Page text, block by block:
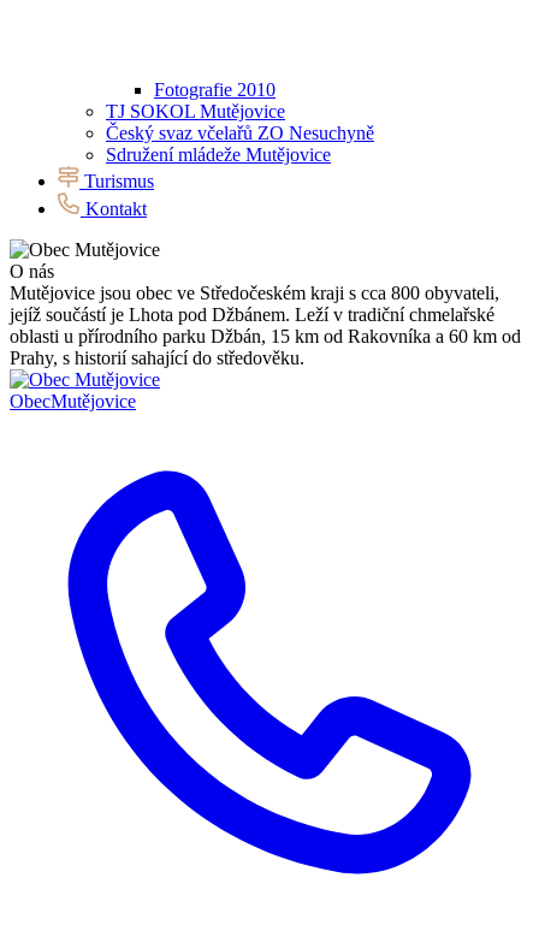
Fotografie 2010
TJ SOKOL Mutějovice
Český svaz včelařů ZO Nesuchyně
Sdružení mládeže Mutějovice
Turismus
Kontakt
O nás
Mutějovice jsou obec ve Středočeském kraji s cca 800 obyvateli,
jejíž součástí je Lhota pod Džbánem. Leží v tradiční chmelařské
oblasti u přírodního parku Džbán, 15 km od Rakovníka a 60 km od
Prahy, s historií sahající do středověku.
ObecMutějovice